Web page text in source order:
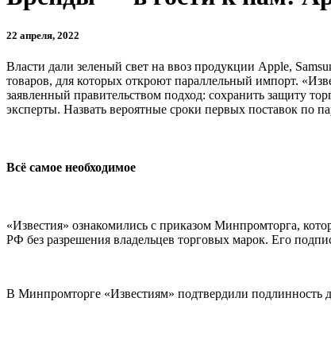
22 апреля, 2022
Власти дали зеленый свет на ввоз продукции Apple,
товаров, для которых откроют параллельный импорт.
заявленный правительством подход: сохранить защиту
эксперты. Назвать вероятные сроки первых поставок по
Всё самое необходимое
«Известия» ознакомились с приказом Минпромторга,
РФ без разрешения владельцев торговых марок. Его
В Минпромторге «Известиям» подтвердили подлинность